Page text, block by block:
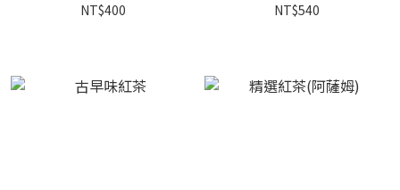
NT$400
NT$540